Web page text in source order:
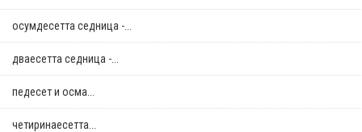
осумдесетта седница -...
дваесетта седница -...
педесет и осма...
четиринаесетта...